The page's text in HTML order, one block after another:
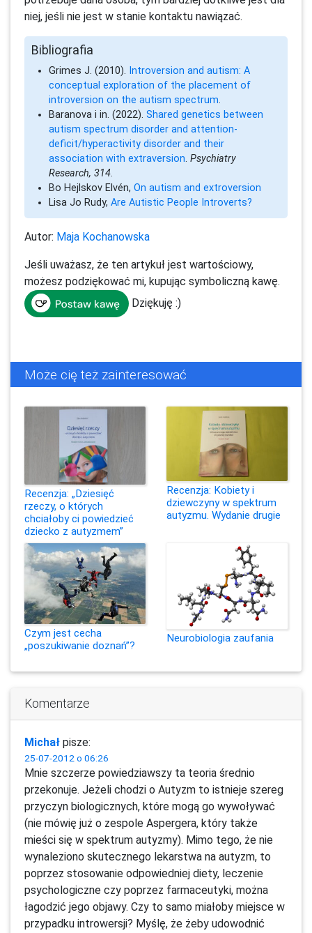
niej, jeśli nie jest w stanie kontaktu nawiązać.
Bibliografia
Grimes J. (2010). Introversion and autism: A
conceptual exploration of the placement of
introversion on the autism spectrum.
Baranova i in. (2022). Shared genetics between
autism spectrum disorder and attention-
deficit/hyperactivity disorder and their
association with extraversion. Psychiatry
Research, 314.
Bo Hejlskov Elvén, On autism and extroversion
Lisa Jo Rudy, Are Autistic People Introverts?
Autor: Maja Kochanowska
Jeśli uważasz, że ten artykuł jest wartościowy,
możesz podziękować mi, kupując symboliczną kawę.
Dziękuję :)
Może cię też zainteresować
Recenzja: „Dziesięć
rzeczy, o których
chciałoby ci powiedzieć
dziecko z autyzmem”
Recenzja: Kobiety i
dziewczyny w spektrum
autyzmu. Wydanie drugie
Czym jest cecha
„poszukiwanie doznań”?
Neurobiologia zaufania
Komentarze
Michał pisze:
25-07-2012 o 06:26
Mnie szczerze powiedziawszy ta teoria średnio
przekonuje. Jeżeli chodzi o Autyzm to istnieje szereg
przyczyn biologicznych, które mogą go wywoływać
(nie mówię już o zespole Aspergera, który także
mieści się w spektrum autyzmy). Mimo tego, że nie
wynaleziono skutecznego lekarstwa na autyzm, to
poprzez stosowanie odpowiedniej diety, leczenie
psychologiczne czy poprzez farmaceutyki, można
łagodzić jego objawy. Czy to samo miałoby miejsce w
przypadku introwersji? Myślę, że żeby udowodnić